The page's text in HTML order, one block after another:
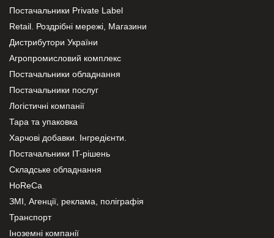
Постачальники Private Label
Retail. Роздрібні мережі, Магазини
Дистрибутори України
Агропромисловий комплекс
Постачальники обладнання
Постачальники послуг
Логістичні компанії
Тара та упаковка
Харчові добавки. Інгредієнти.
Постачальники IT-рішень
Складське обладнання
HoReCa
ЗМІ, Агенції, реклама, поліграфія
Транспорт
Іноземні компанії